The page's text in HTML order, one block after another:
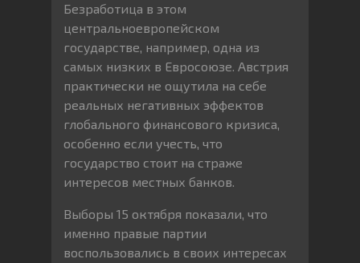
Безработица в этом
центральноевропейском
государстве, например, одна из
самых низких в Евросоюзе. Австрия
практически не ощутила на себе
реальных негативных эффектов
глобального финансового кризиса,
особенно если учесть, что
государство стоит на страже
интересов местных банков.
Выборы 15 октября показали, что
именно правые партии
воспользовались в своих интересах